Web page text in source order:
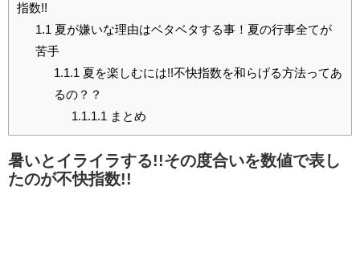
指数!!
1.1 夏が嫌いな理由はベタベタする事！夏の行事全てが
苦手
1.1.1 夏を楽しむには!!不快指数を和らげる方法ってあ
るの？？
1.1.1.1 まとめ
暑いとイライラする!!その度合いを数値で表し
たのが不快指数!!